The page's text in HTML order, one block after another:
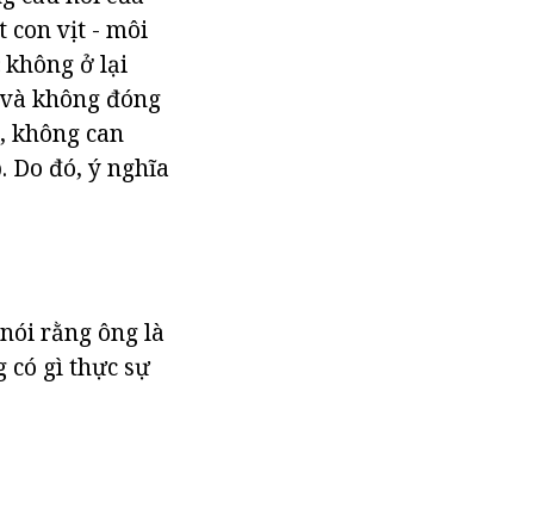
con vịt - môi
ở lại
không đóng
không can
Do đó, ý nghĩa
rằng ông là
có gì thực sự